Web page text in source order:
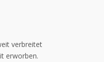
verbreitet
erworben.